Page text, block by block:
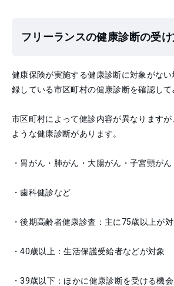
フリーランスの健康診断の受
健康保険が実施する健康診断に対象がな
録している市区町村の健康診断を確認して
市区町村によって健診内容が異なります
ような健康診断があります。
・胃がん・肺がん・大腸がん・子宮頸が
・歯科健診など
・後期高齢者健康診査：主に75歳以上が対
・40歳以上：生活保護受給者などが対象
・39歳以下：ほかに健康診断を受ける機